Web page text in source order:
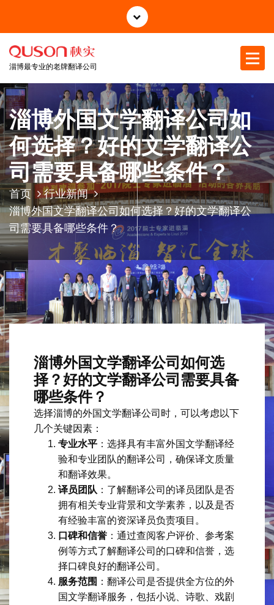
正
淄博最专业的老牌翻译公司
淄博外国文学翻译公司如
何选择？好的文学翻译公
司需要具备哪些条件？
首页
行业新闻
淄博外国文学翻译公司如何选择？好的文学翻译公
司需要具备哪些条件？
淄博外国文学翻译公司如何选
择？好的文学翻译公司需要具备
哪些条件？
选择淄博的外国文学翻译公司时，可以考虑以下
几个关键因素：
专业水平 ：选择具有丰富外国文学翻译经
验和专业团队的翻译公司，确保译文质量
和翻译效果。
译员团队 ：了解翻译公司的译员团队是否
拥有相关专业背景和文学素养，以及是否
有经验丰富的资深译员负责项目。
口碑和信誉 ：通过查阅客户评价、参考案
例等方式了解翻译公司的口碑和信誉，选
择口碑良好的翻译公司。
服务范围 ：翻译公司是否提供全方位的外
国文学翻译服务，包括小说、诗歌、戏剧